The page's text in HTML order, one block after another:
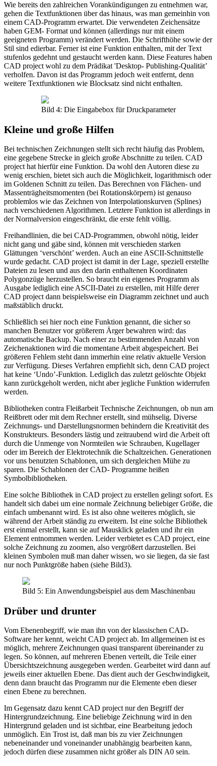
Wie bereits den zahlreichen Vorankündigungen zu entnehmen war,
gehen die Textfunktionen über das hinaus, was man gemeinhin von
einem CAD-Programm erwartet. Die verwendeten Zeichensätze
haben GEM- Format und können (allerdings nur mit einem
geeigneten Programm) verändert werden. Die Schrifthöhe sowie der
Stil sind edierbar. Ferner ist eine Funktion enthalten, mit der Text
stufenlos gedehnt und gestaucht werden kann. Diese Features haben
CAD project wohl zu dem Prädikat 'Desktop- Publishing-Qualität’
verholfen. Davon ist das Programm jedoch weit entfernt, denn
weitere Textfunktionen wie Blocksatz sind nicht enthalten.
Bild 4: Die Eingabebox für Druckparameter
Kleine und große Hilfen
Bei technischen Zeichnungen stellt sich recht häufig das Problem,
eine gegebene Strecke in gleich große Abschnitte zu teilen. CAD
project hat hierfür eine Funktion. Da wohl den Autoren diese zu
wenig erschien, bietet sich auch die Möglichkeit, logarithmisch oder
im Goldenen Schnitt zu teilen. Das Berechnen von Flächen- und
Massenträgheitsmomenten (bei Rotationskörpern) ist genauso
problemlos wie das Zeichnen von Interpolationskurven (Splines)
nach verschiedenen Algorithmen. Letztere Funktion ist allerdings in
der Normalversion eingeschränkt, die erste fehlt völlig.
Freihandlinien, die bei CAD-Programmen, obwohl nötig, leider
nicht gang und gäbe sind, können mit verschieden starken
Glättungen ‘verschönt’ werden. Auch an eine ASCII-Schnittstelle
wurde gedacht. CAD project ist damit in der Lage, speziell erstellte
Dateien zu lesen und aus den darin enthaltenen Koordinaten
Polygonzüge herzustellen. So braucht ein eigenes Programm als
Ausgabe lediglich eine ASCII-Datei zu erstellen, mit Hilfe derer
CAD project dann beispielsweise ein Diagramm zeichnet und auch
maßstäblich druckt.
Schließlich sei hier noch eine Funktion genannt, die sicher so
manchen Benutzer vor größerem Ärger bewahren wird: das
automatische Backup. Nach einer zu bestimmenden Anzahl von
Zeichenaktionen wird die momentane Arbeit abgespeichert. Bei
größeren Fehlem steht dann immerhin eine relativ aktuelle Version
zur Verfügung. Dieses Verfahren empfiehlt sich, denn CAD project
hat keine ‘Undo’-Funktion. Lediglich das zuletzt gelöschte Objekt
kann zurückgeholt werden, nicht aber jegliche Funktion widerrufen
werden.
Bibliotheken contra Fleißarbeit Technische Zeichnungen, ob nun am
Reißbrett oder mit dem Rechner erstellt, sind mühselig. Diverse
Zeichnungs- und Darstellungsnormen behindern die Kreativität des
Konstrukteurs. Besonders lästig und zeitraubend wird die Arbeit oft
durch die Unmenge von Normteilen wie Schrauben, Kugellager
oder im Bereich der Elektrotechnik die Schaltzeichen. Generationen
vor uns benutzten Schablonen, um sich dergleichen Mühe zu
sparen. Die Schablonen der CAD- Programme heißen
Symbolbibliotheken.
Eine solche Bibliothek in CAD project zu erstellen gelingt sofort. Es
handelt sich dabei um eine normale Zeichnung beliebiger Größe, die
einfach umbenannt wird. Es ist also ohne weiteres möglich, sie
während der Arbeit ständig zu erweitern. Ist eine solche Bibliothek
erst einmal erstellt, kann sie auf Mausklick geladen und ihr ein
Element entnommen werden. Leider verbietet es CAD project, eine
solche Zeichnung zu zoomen, also vergrößert darzustellen. Bei
kleinen Symbolen muß man daher wissen, wo sie liegen, da sie fast
nur noch Punktgröße haben (siehe Bild3).
Bild 5: Ein Anwendungsbeispiel aus dem Maschinenbau
Drüber und drunter
Vom Ebenenbegriff, wie man ihn von der klassischen CAD-
Software her kennt, weicht CAD project ab. Im allgemeinen ist es
möglich, mehrere Zeichnungen quasi transparent übereinander zu
legen. So können, auf mehreren Ebenen verteilt, die Teile einer
Übersichtszeichnung ausgegeben werden. Gearbeitet wird dann auf
jeweils einer aktuellen Ebene. Das dient auch der Geschwindigkeit,
denn dann braucht das Programm nur die Elemente eben dieser
einen Ebene zu berechnen.
Im Gegensatz dazu kennt CAD project nur den Begriff der
Hintergrundzeichnung. Eine beliebige Zeichnung wird in den
Hintergrund geladen und ist sichtbar, eine Bearbeitung jedoch
unmöglich. Ein Trost ist, daß man bis zu vier Zeichnungen
nebeneinander und voneinander unabhängig bearbeiten kann,
jedoch dürfen diese zusammen nicht größer als DIN A0 sein.